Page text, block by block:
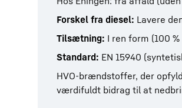
Forskel fra diesel: Lavere
Tilsætning: I ren form (100
Standard: EN 15940
HVO-brændstoffer, der
værdifuldt bidrag til at